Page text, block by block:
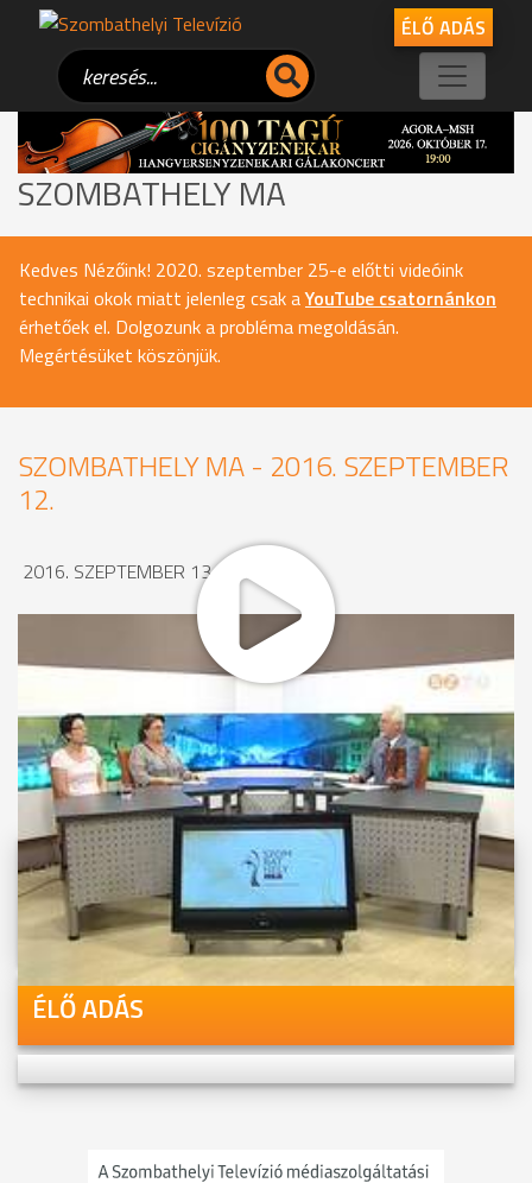
ÉLŐ ADÁS
SZOMBATHELY MA
Kedves Nézőink! 2020. szeptember 25-e előtti videóink
technikai okok miatt jelenleg csak aYouTube csatornánkon
érhetőek el. Dolgozunk a probléma megoldásán.
Megértésüket köszönjük.
SZOMBATHELY MA - 2016. SZEPTEMBER
12.
2016. SZEPTEMBER 13., 15:21
MEGOSZTÁS
Videóink megtekinthetőek
Youtube-csatornánkon is!
ÉLŐ ADÁS